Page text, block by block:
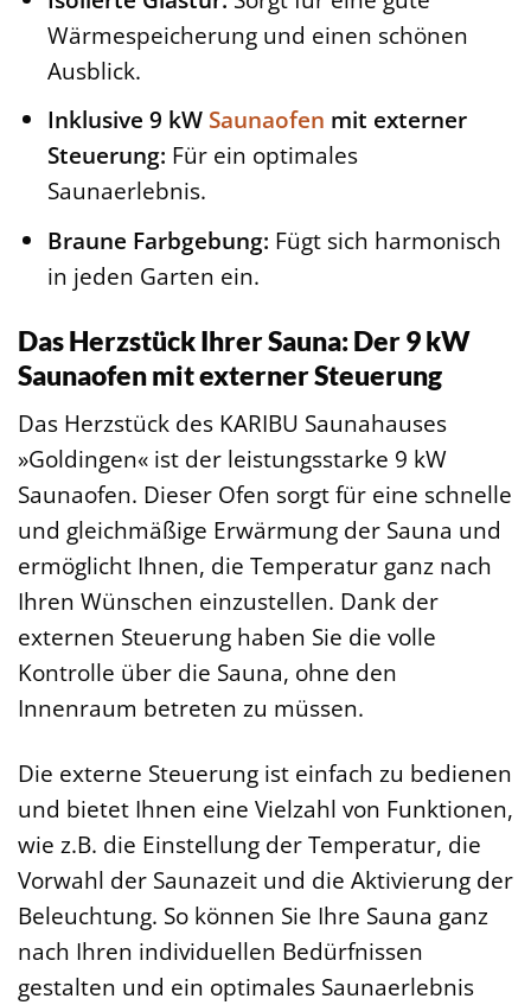
Wärmespeicherung und einen schönen
Ausblick.
Inklusive 9 kW Saunaofen mit externer
Steuerung: Für ein optimales
Saunaerlebnis.
Braune Farbgebung: Fügt sich harmonisch
in jeden Garten ein.
Das Herzstück Ihrer Sauna: Der 9 kW
Saunaofen mit externer Steuerung
Das Herzstück des KARIBU Saunahauses
»Goldingen« ist der leistungsstarke 9 kW
Saunaofen. Dieser Ofen sorgt für eine schnelle
und gleichmäßige Erwärmung der Sauna und
ermöglicht Ihnen, die Temperatur ganz nach
Ihren Wünschen einzustellen. Dank der
externen Steuerung haben Sie die volle
Kontrolle über die Sauna, ohne den
Innenraum betreten zu müssen.
Die externe Steuerung ist einfach zu bedienen
und bietet Ihnen eine Vielzahl von Funktionen,
wie z.B. die Einstellung der Temperatur, die
Vorwahl der Saunazeit und die Aktivierung der
Beleuchtung. So können Sie Ihre Sauna ganz
nach Ihren individuellen Bedürfnissen
gestalten und ein optimales Saunaerlebnis